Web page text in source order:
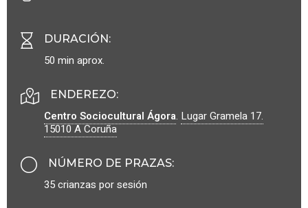
DURACIÓN:
50 min aprox.
ENDEREZO:
Centro Sociocultural Ágora. Lugar Gramela 17.
15010A Coruña
NÚMERO DE PRAZAS:
35 crianzas por sesión